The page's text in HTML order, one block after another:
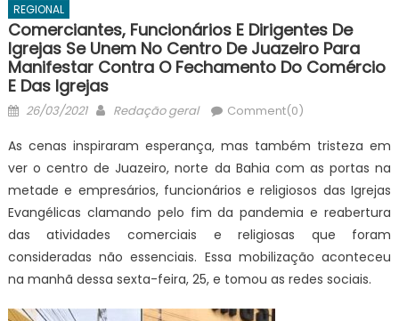
REGIONAL
Comerciantes, Funcionários E Dirigentes De
Igrejas Se Unem No Centro De Juazeiro Para
Manifestar Contra O Fechamento Do Comércio
E Das Igrejas
Posted
26/03/2021 Author
Redação geral Comment(0)
As cenas inspiraram esperança, mas também tristeza em
ver o centro de Juazeiro, norte da Bahia com as portas na
metade e empresários, funcionários e religiosos das Igrejas
Evangélicas clamando pelo fim da pandemia e reabertura
das atividades comerciais e religiosas que foram
consideradas não essenciais. Essa mobilização aconteceu
na manhã dessa sexta-feira, 25, e tomou as redes sociais.